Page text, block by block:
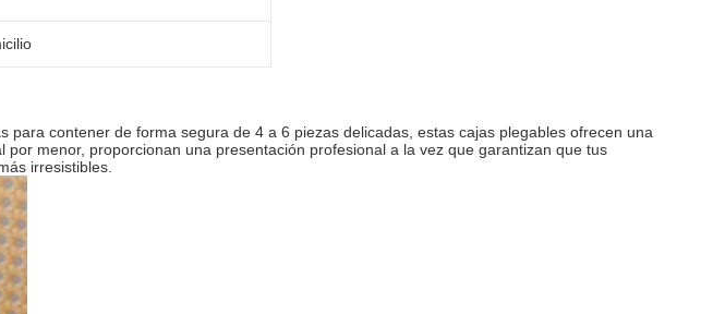
contener de forma segura de 4 a 6 piezas delicadas, estas cajas plegables ofrecen una
menor, proporcionan una presentación profesional a la vez que garantizan que tus
irresistibles.